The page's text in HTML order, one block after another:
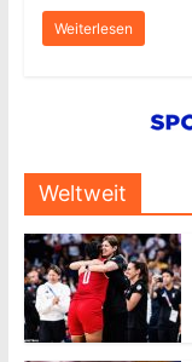
Weiterlesen
Weltweit